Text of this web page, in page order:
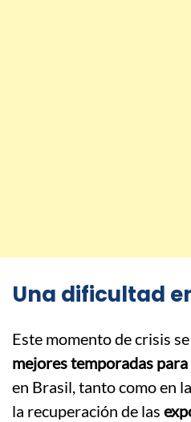
Una dificultad
Este momento de crisis
mejores temporadas
en Brasil, tanto como en
la recuperación de las